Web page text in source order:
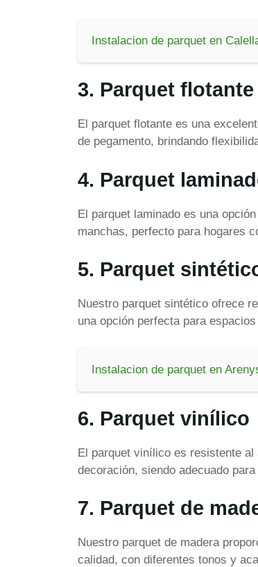
Instalacion de parquet en
3. Parquet flotante
El parquet flotante es una
de pegamento, brindando
4. Parquet
El parquet laminado es una
manchas, perfecto para hogares
5. Parquet
Nuestro parquet sintético ofrece
una opción perfecta para
Instalacion de parquet en
6. Parquet vinílico
El parquet vinílico es resistente
decoración, siendo adecuado
7. Parquet de
Nuestro parquet de madera
calidad, con diferentes tonos y